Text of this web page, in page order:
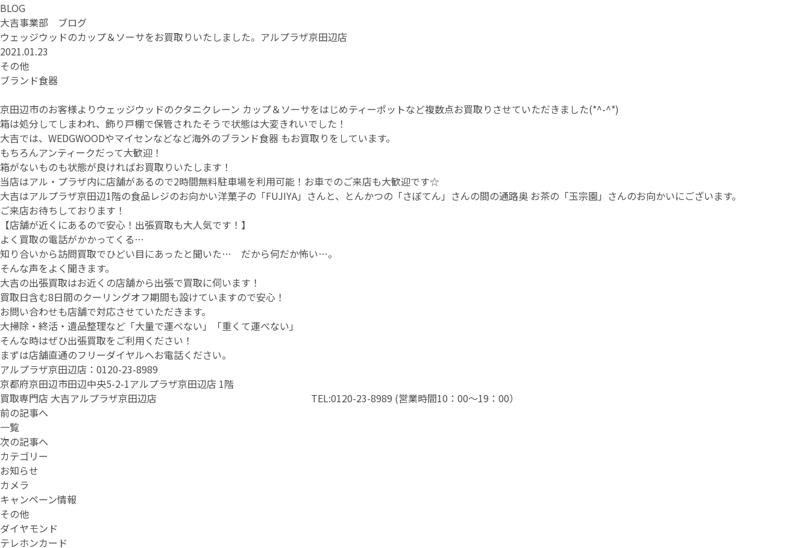
BLOG
大吉事業部 ブログ
ウェッジウッドのカップ＆ソーサをお買取りいたしました。アルプラザ京田辺店
2021.01.23
その他
ブランド食器
京田辺市のお客様よりウェッジウッドのクタニクレーン カップ＆ソーサをはじめティーポットなど複数点お買取りさせていただきました(*^-^*)
箱は処分してしまわれ、飾り戸棚で保管されたそうで状態は大変きれいでした！
大吉では、WEDGWOODやマイセンなどなど海外のブランド食器 もお買取りをしています。
もちろんアンティークだって大歓迎！
箱がないものも状態が良ければお買取りいたします！
当店はアル・プラザ内に店舗があるので2時間無料駐車場を利用可能！お車でのご来店も大歓迎です☆
大吉はアルプラザ京田辺1階の食品レジのお向かい洋菓子の「FUJIYA」さんと、とんかつの「さぼてん」さんの間の通路奥 お茶の「玉宗園」さんのお向かいにございます。
ご来店お待ちしております！
【店舗が近くにあるので安心！出張買取も大人気です！】
よく買取の電話がかかってくる…
知り合いから訪問買取でひどい目にあったと聞いた… だから何だか怖い…。
そんな声をよく聞きます。
大吉の出張買取はお近くの店舗から出張で買取に伺います！
買取日含む8日間のクーリングオフ期間も設けていますので安心！
お問い合わせも店舗で対応させていただきます。
大掃除・終活・遺品整理など「大量で運べない」「重くて運べない」
そんな時はぜひ出張買取をご利用ください！
まずは店舗直通のフリーダイヤルへお電話ください。
アルプラザ京田辺店：0120-23-8989
京都府京田辺市田辺中央5-2-1アルプラザ京田辺店 1階
買取専門店 大吉アルプラザ京田辺店 TEL:0120-23-8989 (営業時間10：00～19：00）
前の記事へ
一覧
次の記事へ
カテゴリー
お知らせ
カメラ
キャンペーン情報
その他
ダイヤモンド
テレホンカード